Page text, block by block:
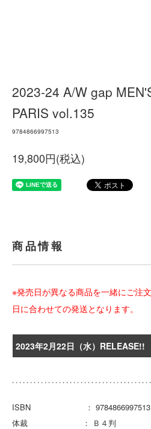
2023-24 A/W gap
PARIS vol.135
9784866997513
19,800円(税込)
商品情報
※発売日が異なる商品を一緒にご注
日に合わせての発送となります。
2023年2月22日（水）RELEASE!!
ISBN ： 9784866997513
体裁 ： Ｂ４判